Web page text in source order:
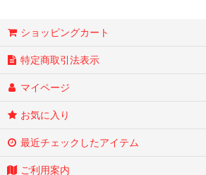
ショッピングカート
特定商取引法表示
マイページ
お気に入り
最近チェックしたアイテム
ご利用案内